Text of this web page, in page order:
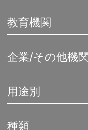
教育機関
企業/その他機関
用途別
種類